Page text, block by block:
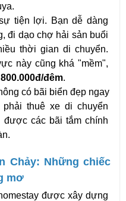
tiện lợi. Bạn dễ dàng
đi dạo chợ hải sản buổi
thời gian di chuyển.
này cũng khá "mềm",
đêm.
có bãi biển đẹp ngay
thuê xe di chuyển
được các bãi tắm chính
Chảy: Những chiếc
mơ
được xây dựng